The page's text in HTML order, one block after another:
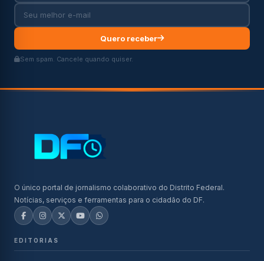
Quero receber
Sem spam. Cancele quando quiser.
O único portal de jornalismo colaborativo do Distrito Federal.
Notícias, serviços e ferramentas para o cidadão do DF.
EDITORIAS